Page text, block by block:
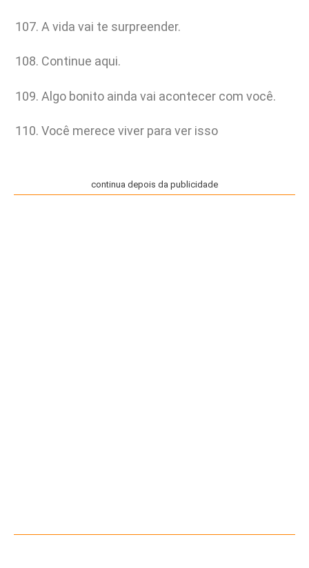
A vida vai te surpreender.
Continue aqui.
Algo bonito ainda vai acontecer com você.
Você merece viver para ver isso
continua depois da publicidade